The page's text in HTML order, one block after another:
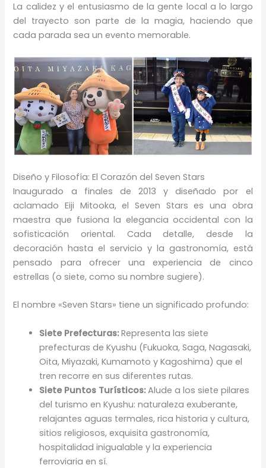
La calidez y el entusiasmo de la gente local a lo largo
del trayecto son parte de la magia, haciendo que
cada parada sea un evento memorable.
Diseño y Filosofía: El Corazón del Seven Stars
Inaugurado a finales de 2013 y diseñado por el
aclamado Eiji Mitooka, el Seven Stars es una obra
maestra que fusiona la elegancia occidental con la
sofisticación oriental. Cada detalle, desde la
decoración hasta el servicio y la gastronomía, está
pensado para ofrecer una experiencia de cinco
estrellas (o siete, como su nombre sugiere).
El nombre «Seven Stars» tiene un significado profundo:
Siete Prefecturas:Representa las siete
prefecturas de Kyushu (Fukuoka, Saga, Nagasaki,
Oita, Miyazaki, Kumamoto y Kagoshima) que el
tren recorre en sus diferentes rutas.
Siete Puntos Turísticos:Alude a los siete pilares
del turismo en Kyushu: naturaleza exuberante,
relajantes aguas termales, rica historia y cultura,
sitios religiosos, exquisita gastronomía,
hospitalidad inigualable y la experiencia
ferroviaria en sí.